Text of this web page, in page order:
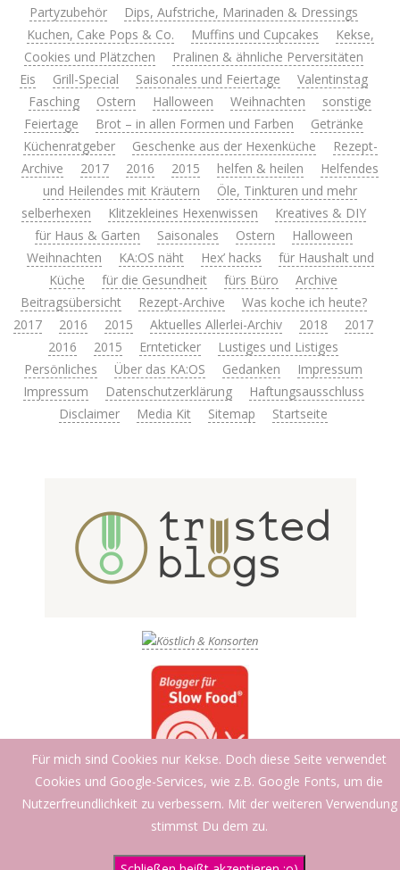
Partyzubehör
Dips, Aufstriche, Marinaden & Dressings
Kuchen, Cake Pops & Co.
Muffins und Cupcakes
Kekse,
Cookies und Plätzchen
Pralinen & ähnliche Perversitäten
Eis
Grill-Special Saisonales und Feiertage
Valentinstag
Fasching
Ostern Halloween Weihnachten
sonstige
Feiertage
Brot – in allen Formen und Farben
Getränke
Küchenratgeber
Geschenke aus der Hexenküche
Rezept-
Archive
2017 2016 2015 helfen & heilen
Helfendes
und Heilendes mit Kräutern
Öle, Tinkturen und mehr
selberhexen
Klitzekleines Hexenwissen
Kreatives & DIY
für Haus & Garten
Saisonales Ostern
Halloween
Weihnachten
KA:OS näht Hex’ hacks
für Haushalt und
Küche
für die Gesundheit fürs Büro
Archive
Beitragsübersicht
Rezept-Archive
Was koche ich heute?
2017
2016 2015 Aktuelles Allerlei-Archiv 2018
2017
2016
2015 Ernteticker
Lustiges und Listiges
Persönliches
Über das KA:OS Gedanken
Impressum
Impressum
Datenschutzerklärung
Haftungsausschluss
Disclaimer
Media Kit Sitemap Startseite
Für mich sind Cookies nur Kekse. Doch diese Seite verwendet
Cookies und Google-Services, wie z.B. Google Fonts, um die
Nutzerfreundlichkeit zu verbessern. Mit der weiteren Verwendung
stimmst Du dem zu.